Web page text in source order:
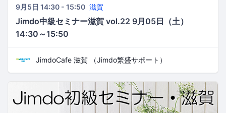
9月5日 14:30 - 15:50 滋賀
Jimdo中級セミナー滋賀 vol.22 9月05日（土）
14:30～15:50
JimdoCafe 滋賀 （Jimdo繁盛サポート）